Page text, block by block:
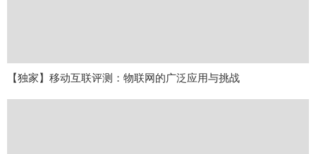
【独家】移动互联评测：物联网的广泛应用与挑战